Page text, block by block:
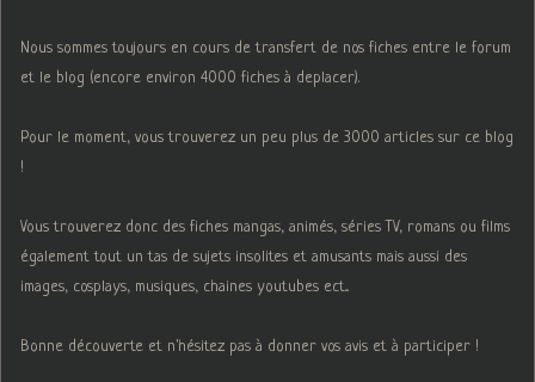
Nous sommes toujours en cours de transfert de nos fiches entre le forum
et le blog (encore environ 4000 fiches à deplacer).
Pour le moment, vous trouverez un peu plus de 3000 articles sur ce blog
!
Vous trouverez donc des fiches mangas, animés, séries TV, romans ou films
également tout un tas de sujets insolites et amusants mais aussi des
images, cosplays, musiques, chaines youtubes ect...
Bonne découverte et n'hésitez pas à donner vos avis et à participer !